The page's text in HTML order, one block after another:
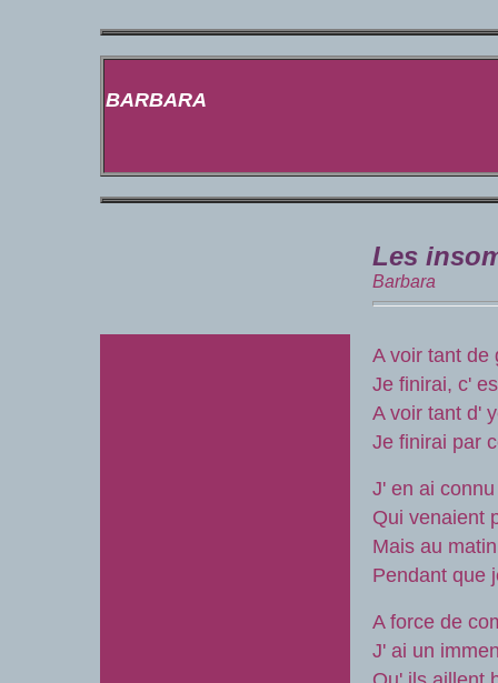
BARBARA
Les
Barbara
A voir tant de
Je finirai, c'
A voir tant d'
Je finirai par
J' en ai
Qui venaient
Mais au
Pendant que
A force de
J' ai un